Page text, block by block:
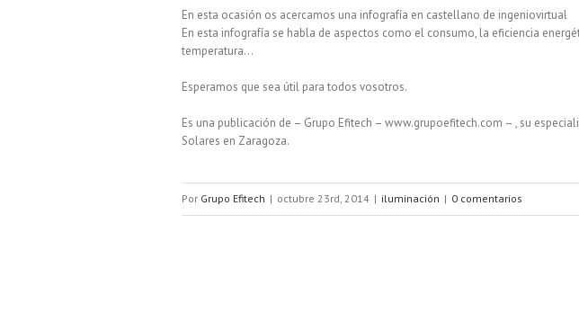
En esta ocasión os acercamos una infografía en castellano de ingeniovirtual
En esta infografía se habla de aspectos como el consumo, la eficiencia
temperatura…
Esperamos que sea útil para todos vosotros.
Es una publicación de – Grupo Efitech – www.grupoefitech.com – , su
Solares en Zaragoza.
Por Grupo Efitech | octubre 23rd, 2014 | iluminación | 0 comentarios